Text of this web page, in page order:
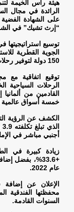
هيئة رأس الخيمة
على الشهادة
“إرث تشيك” في
توسيع
الجوية القطرية
150 دولة لتوفير رحلات جوية يومية مباشرة إلى الإمارة
توقيع اتفاقية
الرحلات السياحية
القادمين من
خمسة أسواق عالمية
الكشف عن الرؤية
أجنبي مباشر في
زيادة كبيرة في
+33.6%، بفضل
عام 2022
.
الإعلان عن إضافة
محفظتها الفندقية
السنوات القادمة.